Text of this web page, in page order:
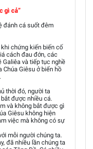
gì cả”
đánh cá suốt đêm
chứng kiến biến cố
cách đau đớn, các
Galiêa và tiếp tục nghề
Chúa Giêsu ở biển hồ
thời đó, người ta
được nhiều cá.
và không bắt được gì
Giêsu không hiện
việc mà không có sự
mỗi người chúng ta.
đã nhiều lần chúng ta